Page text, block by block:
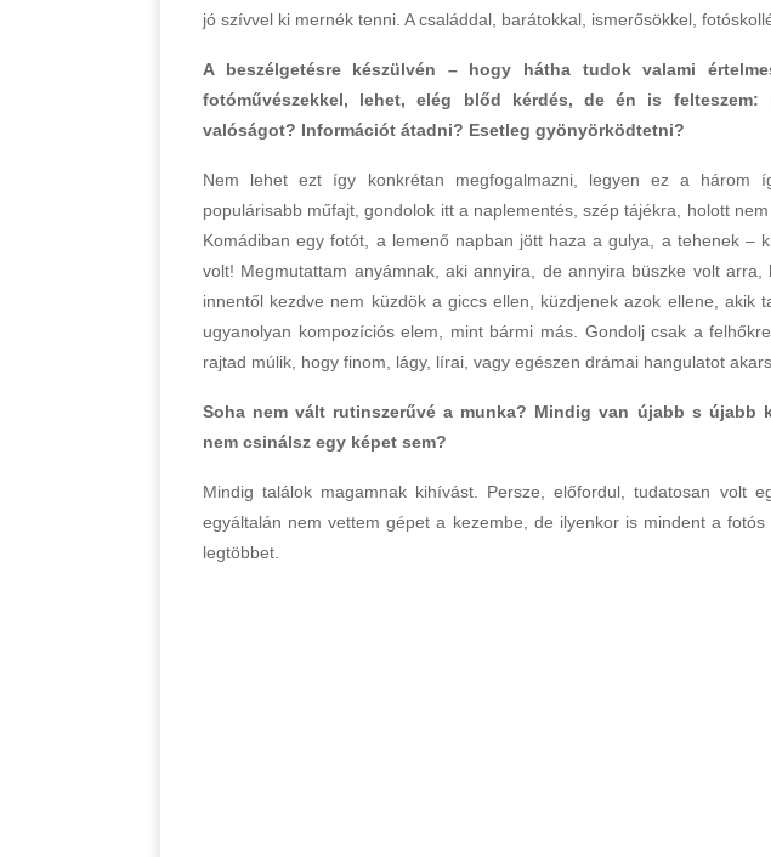
jó szívvel ki mernék tenni. A családdal, barátokkal, ismerősökkel,
A beszélgetésre készülvén – hogy hátha tudok valami
fotóművészekkel, lehet, elég blőd kérdés, de én is
valóságot? Információt átadni? Esetleg gyönyörködtetni?
Nem lehet ezt így konkrétan megfogalmazni, legyen ez a három
populárisabb műfajt, gondolok itt a naplementés, szép tájékra, holott
Komádiban egy fotót, a lemenő napban jött haza a gulya, a tehenek –
volt! Megmutattam anyámnak, aki annyira, de annyira büszke volt
innentől kezdve nem küzdök a giccs ellen, küzdjenek azok ellene, akik
ugyanolyan kompozíciós elem, mint bármi más. Gondolj csak a
rajtad múlik, hogy finom, lágy, lírai, vagy egészen drámai hangulatot
Soha nem vált rutinszerűvé a munka? Mindig van újabb s újabb
nem csinálsz egy képet sem?
Mindig találok magamnak kihívást. Persze, előfordul, tudatosan volt
egyáltalán nem vettem gépet a kezembe, de ilyenkor is mindent a
legtöbbet.